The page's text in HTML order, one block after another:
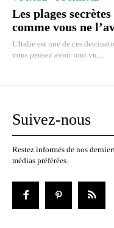
Les plages
comme vous ne
L'Italie est une de ces
vous pensez avoir tout vu,...
Suivez-nous
Restez informés de nos
médias préférées.